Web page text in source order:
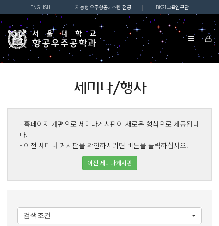
ENGLISH | 지능형 우주항공시스템 전공 | BK21교육연구단
세미나/행사
- 홈페이지 개편으로 세미나게시판이 새로운 형식으로 제공됩니
다.
- 이전 세미나 게시판을 확인하시려면 버튼을 클릭하십시오.
이전 세미나게시판
검색조건